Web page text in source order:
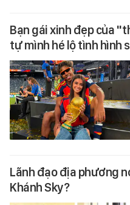
Bạn gái xinh đẹp của
tự mình hé lộ tình hình
Lãnh đạo địa phương
Khánh Sky?